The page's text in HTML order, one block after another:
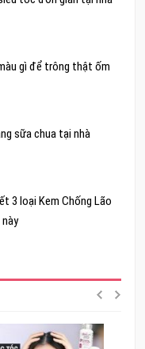
gì để trông thật ốm
sữa chua tại nhà
3 loại Kem Chống Lão